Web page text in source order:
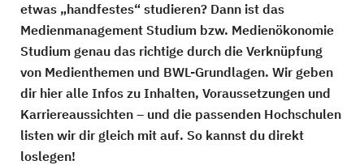
etwas „handfestes“ studieren? Dann ist das
Medienmanagement Studium bzw. Medienökonomie
Studium genau das richtige durch die Verknüpfung
von Medienthemen und BWL-Grundlagen. Wir geben
dir hier alle Infos zu Inhalten, Voraussetzungen und
Karriereaussichten – und die passenden Hochschulen
listen wir dir gleich mit auf. So kannst du direkt
loslegen!